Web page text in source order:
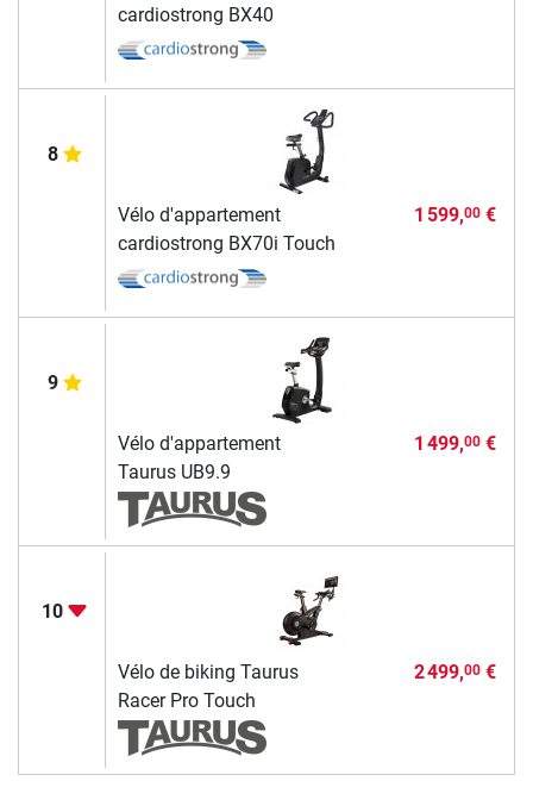
cardiostrong BX40
8
Vélo d'appartement
cardiostrong BX70i Touch
1 599,00€
9
Vélo d'appartement
Taurus UB9.9
1 499,00€
10
Vélo de biking Taurus
Racer Pro Touch
2 499,00€